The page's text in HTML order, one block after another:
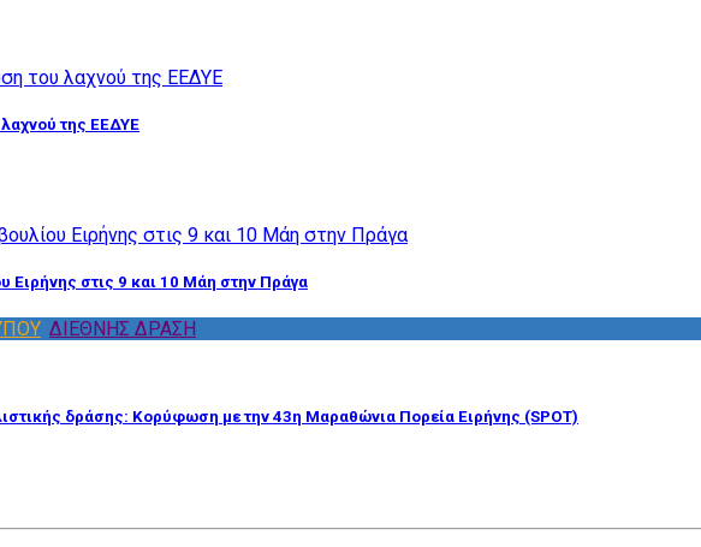
της ΕΕΔΥΕ
Ειρήνης στις 9 και 10 Μάη στην Πράγα
ΔΙΕΘΝΗΣ ΔΡΑΣΗ
δράσης: Κορύφωση με την 43η Μαραθώνια Πορεία Ειρήνης (SPOT)